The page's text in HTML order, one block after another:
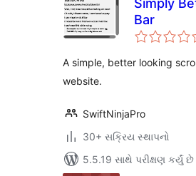
Simply
Bar
A simple, better looking
website.
SwiftNinjaPro
30+ સક્રિય સ્થાપનો
5.5.19 સાથે પરીક્ષણ કર્યું છે